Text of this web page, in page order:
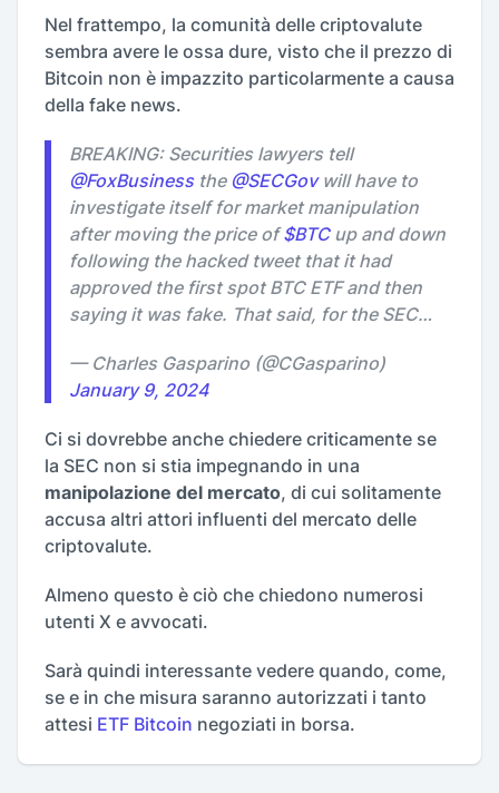
Nel frattempo, la comunità delle criptovalute
sembra avere le ossa dure, visto che il prezzo di
Bitcoin non è impazzito particolarmente a causa
della fake news.
BREAKING: Securities lawyers tell
@FoxBusinessthe @SECGovwill have to
investigate itself for market manipulation
after moving the price of$BTCup and down
following the hacked tweet that it had
approved the first spot BTC ETF and then
saying it was fake. That said, for the SEC…
— Charles Gasparino (@CGasparino)
January 9, 2024
Ci si dovrebbe anche chiedere criticamente se
la SEC non si stia impegnando in una
manipolazione del mercato, di cui solitamente
accusa altri attori influenti del mercato delle
criptovalute.
Almeno questo è ciò che chiedono numerosi
utenti X e avvocati.
Sarà quindi interessante vedere quando, come,
se e in che misura saranno autorizzati i tanto
attesi ETF Bitcoin negoziati in borsa.